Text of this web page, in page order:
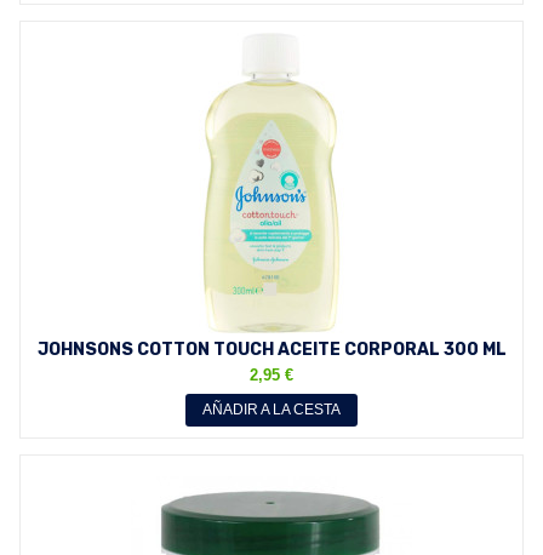
JOHNSONS COTTON TOUCH ACEITE CORPORAL 300 ML
2,95 €
AÑADIR A LA CESTA